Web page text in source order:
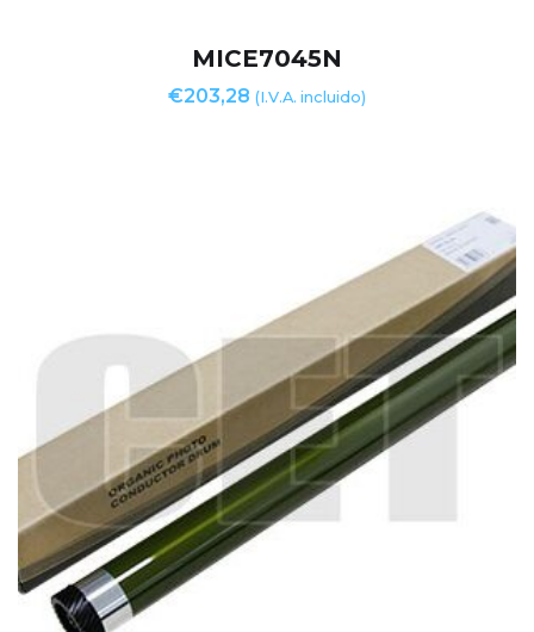
MICE7045N
€203,28 (I.V.A. incluido)